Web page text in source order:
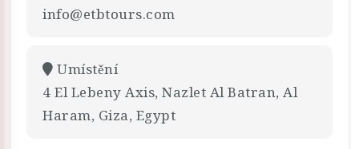
info@etbtours.com
Umístění
4 El Lebeny Axis, Nazlet Al Batran, Al
Haram, Giza, Egypt